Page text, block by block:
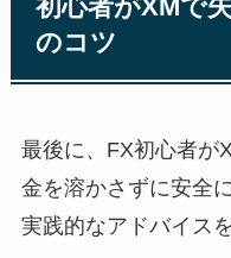
初心者がXMで
のコツ
最後に、FX初心者が
金を溶かさずに安全
実践的なアドバイス